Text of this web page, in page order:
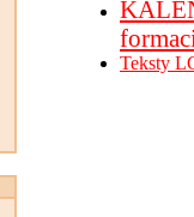
Teksty